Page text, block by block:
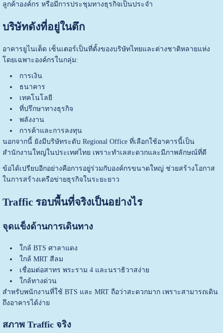
ลูกค้าองค์กร หรือมีการประชุมทางธุรกิจเป็นประจำ
บริษัทดังที่อยู่ในตึก
อาคารยูไนเต็ด เซ็นเตอร์เป็นที่ตั้งของบริษัทไทยและต่างชาติหลายแห่ง
โดยเฉพาะองค์กรในกลุ่ม:
การเงิน
ธนาคาร
เทคโนโลยี
ที่ปรึกษาทางธุรกิจ
พลังงาน
การค้าและการลงทุน
นอกจากนี้ ยังมีบริษัทระดับ Regional Office ที่เลือกใช้อาคารนี้เป็น
สำนักงานใหญ่ในประเทศไทย เพราะทำเลสะดวกและมีภาพลักษณ์ที่ดี
ข้อได้เปรียบอีกอย่างคือการอยู่ร่วมกับองค์กรขนาดใหญ่ ช่วยสร้างโอกาส
ในการสร้างเครือข่ายธุรกิจในระยะยาว
Traffic รอบพื้นที่จริงเป็นอย่างไร
จุดแข็งด้านการเดินทาง
ใกล้ BTS ศาลาแดง
ใกล้ MRT สีลม
เชื่อมต่อสาทร พระราม 4 และนราธิวาสง่าย
ใกล้ทางด่วน
สำหรับพนักงานที่ใช้ BTS และ MRT ถือว่าสะดวกมาก เพราะสามารถเดิน
ถึงอาคารได้ง่าย
สภาพ Traffic จริง